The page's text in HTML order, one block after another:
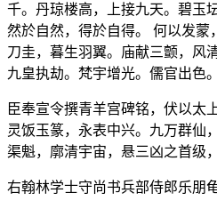
千。丹琼楼高，上接九天。碧玉
然於自然，得於自得。 何以发
刀圭，暮生羽翼。庙献三颤，风
九皇执劫。梵宇增光。儒官出色
臣奉宣令撰青羊宫碑铭，伏以太
灵饭玉篆，永表中兴。九万群仙
渠魁，廓清宇宙，悬三凶之首级
右翰林学士守尚书兵部侍郎乐朋